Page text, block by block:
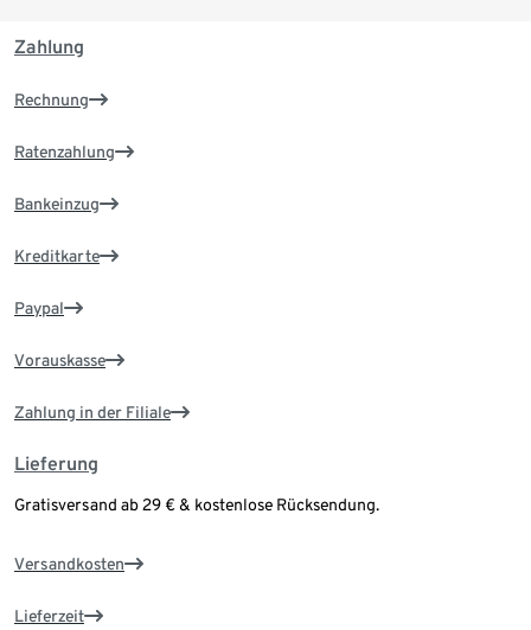
Zahlung
Rechnung
Ratenzahlung
Bankeinzug
Kreditkarte
Paypal
Vorauskasse
Zahlung in der Filiale
Lieferung
Gratisversand ab 29 € & kostenlose Rücksendung.
Versandkosten
Lieferzeit